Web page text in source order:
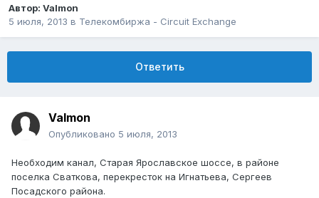
Автор: Valmon
5 июля, 2013 в Телекомбиржа - Circuit Exchange
Ответить
Valmon
Опубликовано 5 июля, 2013
Необходим канал, Старая Ярославское шоссе, в районе
поселка Сваткова, перекресток на Игнатьева, Сергеев
Посадского района.